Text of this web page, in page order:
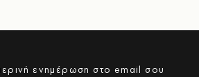
ενημέρωση στο email σου